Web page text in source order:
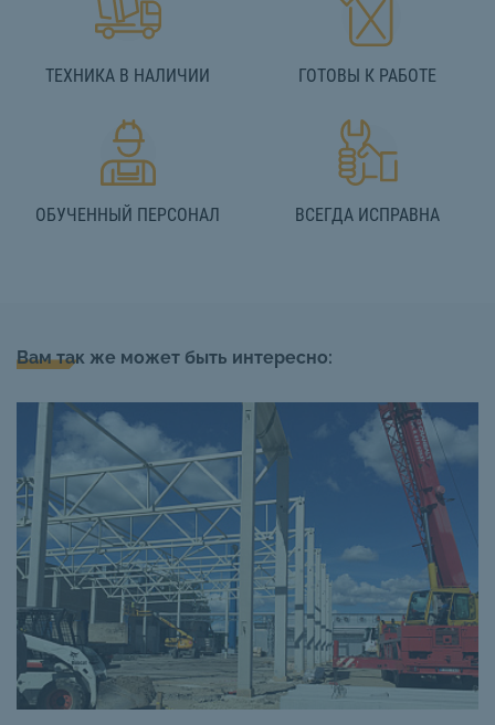
ТЕХНИКА В НАЛИЧИИ ГОТОВЫ К РАБОТЕ
ОБУЧЕННЫЙ ПЕРСОНАЛ ВСЕГДА ИСПРАВНА
Вам так же может быть интересно: